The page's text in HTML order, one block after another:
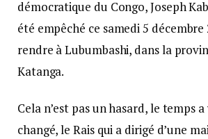
démocratique du Congo, Joseph
été empêché ce samedi 5 décembre
rendre à Lubumbashi, dans la
Katanga.
Cela n’est pas un hasard, le temps
changé, le Rais qui a dirigé d’une